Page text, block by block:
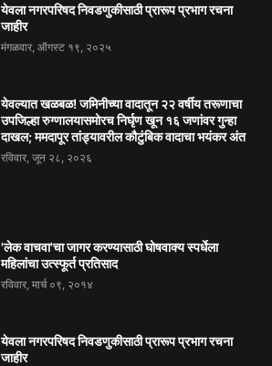
येवला नगरपरिषद निवडणुकीसाठी प्रारूप प्रभाग रचना
जाहीर
मंगळवार, ऑगस्ट १९, २०२५
येवल्यात खळबळ! जमिनीच्या वादातून २२ वर्षीय तरूणाचा
उपजिल्हा रुग्णालयासमोरच निर्घृण खून १६ जणांवर गुन्हा
दाखल; ममदापूर तांड्यावरील कौटुंबिक वादाचा भयंकर अंत
रविवार, जून २८, २०२६
'लेक वाचवा'चा जागर करण्यासाठी घोषवाक्य स्पर्धेला
महिलांचा उत्स्फूर्त प्रतिसाद
रविवार, मार्च ०९, २०१४
येवला नगरपरिषद निवडणुकीसाठी प्रारूप प्रभाग रचना
जाहीर